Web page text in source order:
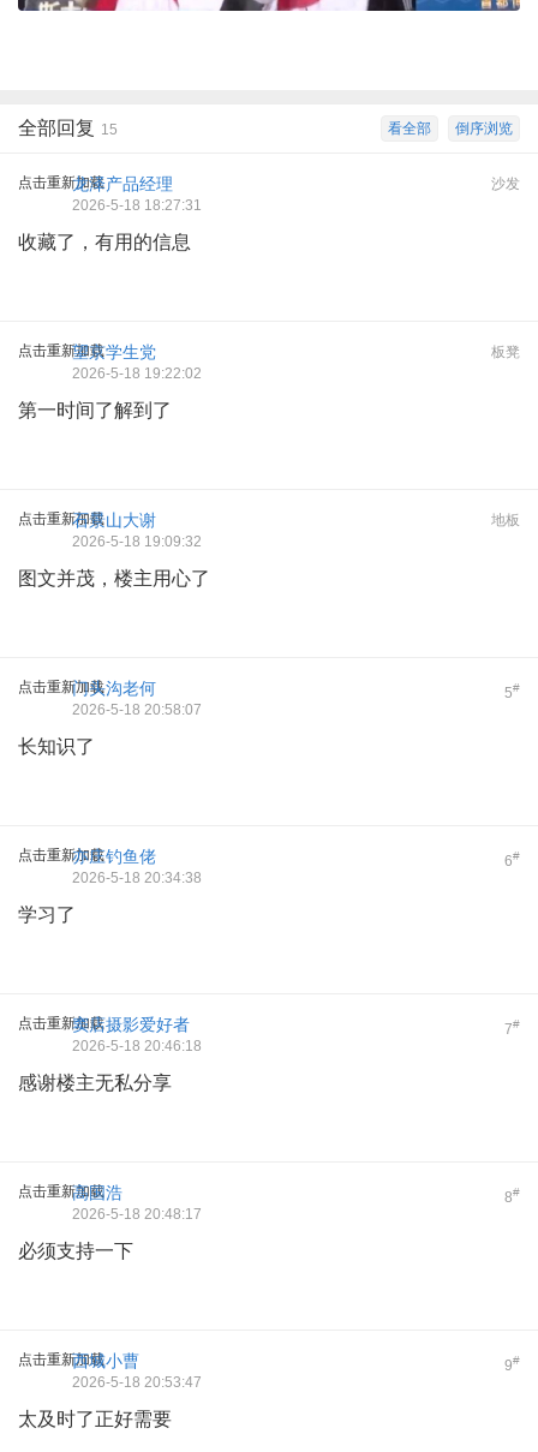
倒序浏览
看全部
全部回复 15
点击重新加载 沙发
龙泽产品经理
2026-5-18 18:27:31
收藏了，有用的信息
点击重新加载 板凳
望京学生党
2026-5-18 19:22:02
第一时间了解到了
点击重新加载 地板
石景山大谢
2026-5-18 19:09:32
图文并茂，楼主用心了
点击重新加载 5#
门头沟老何
2026-5-18 20:58:07
长知识了
点击重新加载 6#
亦庄钓鱼佬
2026-5-18 20:34:38
学习了
点击重新加载 7#
窦店摄影爱好者
2026-5-18 20:46:18
感谢楼主无私分享
点击重新加载 8#
高国浩
2026-5-18 20:48:17
必须支持一下
点击重新加载 9#
西城小曹
2026-5-18 20:53:47
太及时了正好需要